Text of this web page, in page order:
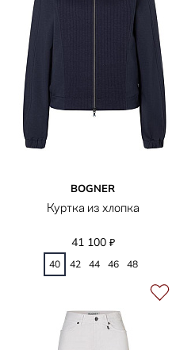
BOGNER
Куртка из хлопка
41 100 ₽
40 42 44 46 48